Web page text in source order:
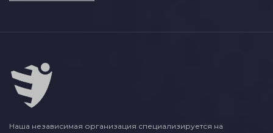
Наша независимая организация специализируется на